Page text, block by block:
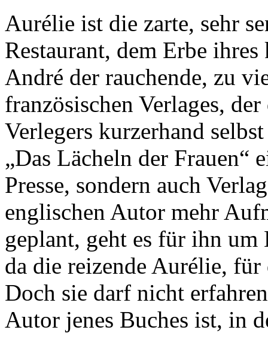
Aurélie ist die zarte, sehr
Restaurant, dem Erbe
André der rauchende, zu
französischen Verlages,
Verlegers kurzerhand
„Das Lächeln der Frauen“
Presse, sondern auch
englischen Autor mehr
geplant, geht es für ihn
da die reizende Aurélie,
Doch sie darf nicht
Autor jenes Buches ist, in